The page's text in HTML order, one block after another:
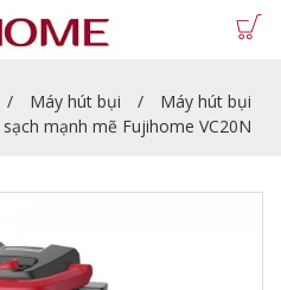
Máy hút bụi
Máy hút bụi
mạnh mẽ Fujihome VC20N